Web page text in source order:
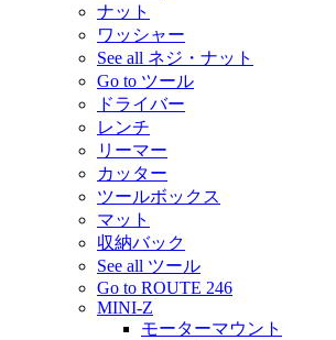
ナット
ワッシャー
See all ネジ・ナット
Go to ツール
ドライバー
レンチ
リーマー
カッター
ツールボックス
マット
収納バック
See all ツール
Go to ROUTE 246
MINI-Z
モーターマウント